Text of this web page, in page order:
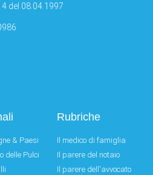
del 08.04.1997
& Paesi
delle Pulci
Rubriche
Il medico di famiglia
Il parere del notaio
Il parere dell'avvocato